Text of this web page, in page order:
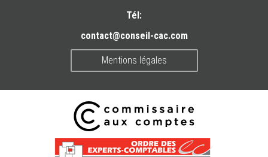
Tél:
contact@conseil-cac.com
Mentions légales